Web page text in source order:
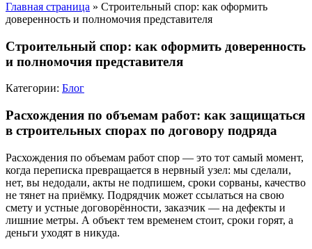
Главная страница » Строительный спор: как оформить
доверенность и полномочия представителя
Строительный спор: как оформить доверенность
и полномочия представителя
Категории: Блог
Расхождения по объемам работ: как защищаться
в строительных спорах по договору подряда
Расхождения по объемам работ спор — это тот самый момент,
когда переписка превращается в нервный узел: мы сделали,
нет, вы недодали, акты не подпишем, сроки сорваны, качество
не тянет на приёмку. Подрядчик может ссылаться на свою
смету и устные договорённости, заказчик — на дефекты и
лишние метры. А объект тем временем стоит, сроки горят, а
деньги уходят в никуда.